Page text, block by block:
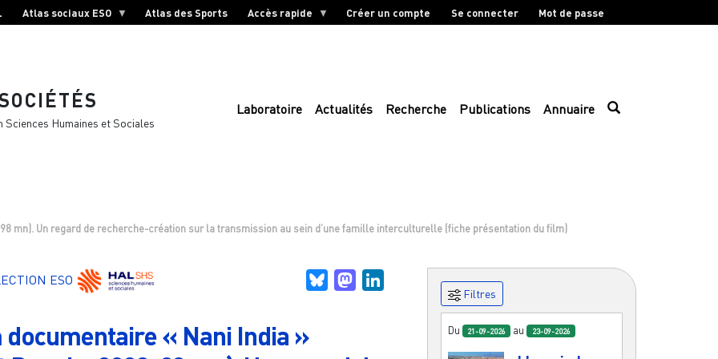
Atlas sociaux ESO Atlas des Sports Accès rapide Créer un compte Se connecter Mot de passe
Humaines et Sociales
Laboratoire Actualités Recherche Publications Annuaire
mn). Un regard de recherche-création sur la transmission au sein d’une famille interculturelle (fiche présentation du film)
ESO BlueskyMastodon
documentaire « Nani India »
Filtres
Du 21-09-2026 au 23-09-2026